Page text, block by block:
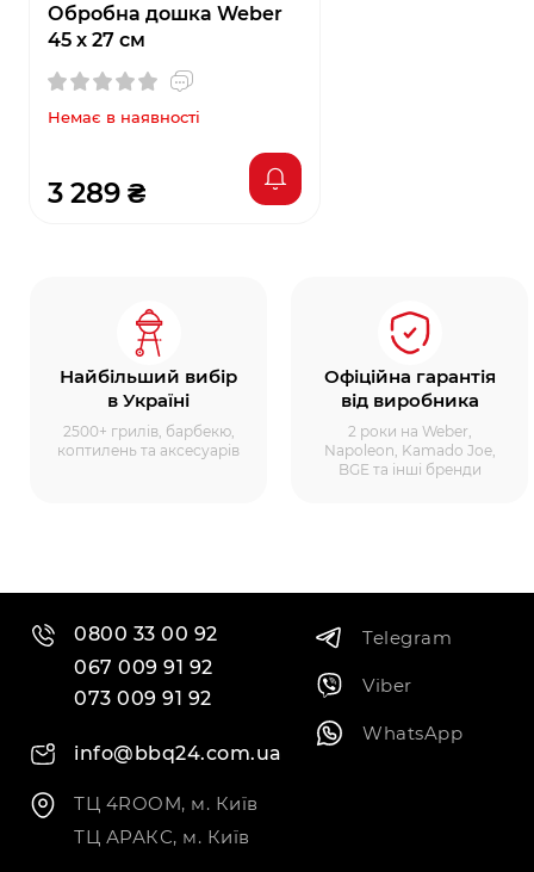
Обробна дошка Weber
45 x 27 см
Немає в наявності
3 289 ₴
Найбільший вибір
в Україні
2500+ грилів, барбекю,
коптилень та аксесуарів
Офіційна гарантія
від виробника
2 роки на Weber,
Napoleon, Kamado Joe,
BGE та інші бренди
0800 33 00 92
067 009 91 92
073 009 91 92
info@bbq24.com.ua
ТЦ 4ROOM, м. Київ
ТЦ АРАКС, м. Київ
Telegram
Viber
WhatsApp